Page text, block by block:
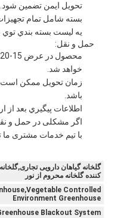
تحویل ایمن تضمین شود.
بسته شامل تمام
يه ليست بسته بندي توي
حمل و نقل:
خواهد شد.
زمان تحویل ممکن
باشد.
اطلاعات پيگيري بعد
اگر مشکلی در حمل و
با تیم خدمات مشتری ما
گلخانه گیاهان دارویی
کننده گلخانه محروم از نور
Controlled
Environment Greenhouse
Blackout System